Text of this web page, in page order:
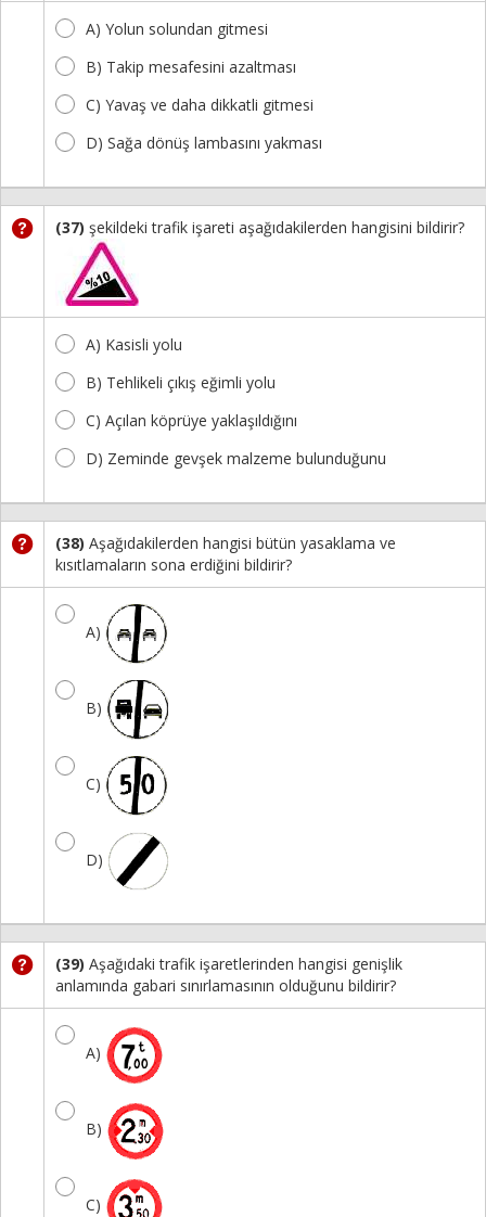
A) Yolun solundan gitmesi
B) Takip mesafesini azaltması
C) Yavaş ve daha dikkatli gitmesi
D) Sağa dönüş lambasını yakması
(37) şekildeki trafik işareti aşağıdakilerden hangisini bildirir?
A) Kasisli yolu
B) Tehlikeli çıkış eğimli yolu
C) Açılan köprüye yaklaşıldığını
D) Zeminde gevşek malzeme bulunduğunu
(38) Aşağıdakilerden hangisi bütün yasaklama ve
kısıtlamaların sona erdiğini bildirir?
A)
B)
C)
D)
(39) Aşağıdaki trafik işaretlerinden hangisi genişlik
anlamında gabari sınırlamasının olduğunu bildirir?
A)
B)
C)